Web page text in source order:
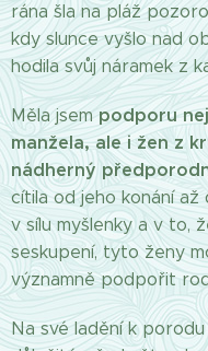
rána šla na pláž
kdy slunce vyšlo nad
hodila svůj náramek z
Měla jsempodporu
manžela, ale i žen z
nádherný
cítila od jeho konání
v sílu myšlenky a v to,
seskupení, tyto ženy
významně podpořit
Na své ladění k